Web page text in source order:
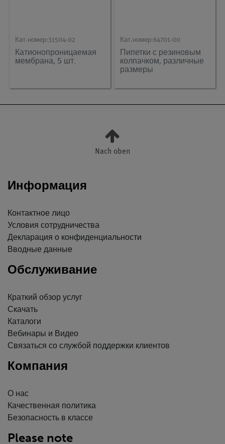
Кат.номер:31504-02
Катионопроницаемая
мембрана, 5 шт.
Кат.номер:64701-00
Пипетки с резиновым
колпачком, различные
размеры
Nach oben
Информация
Контактное лицо
Условия сотрудничества
Декларация о конфиденциальности
Вводные данные
Обслуживание
Краткий обзор услуг
Скачать
Каталоги
Вебинары и Видео
Связаться со службой поддержки клиентов
Компания
О нас
Качественная политика
Безопасность в классе
Please note